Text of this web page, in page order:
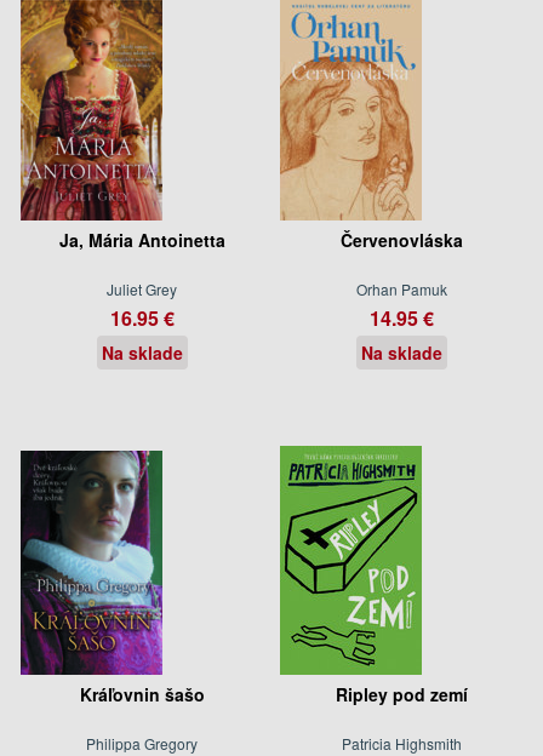
Ja, Mária Antoinetta
Juliet Grey
16.95 €
Na sklade
Červenovláska
Orhan Pamuk
14.95 €
Na sklade
Kráľovnin šašo
Philippa Gregory
Ripley pod zemí
Patricia Highsmith